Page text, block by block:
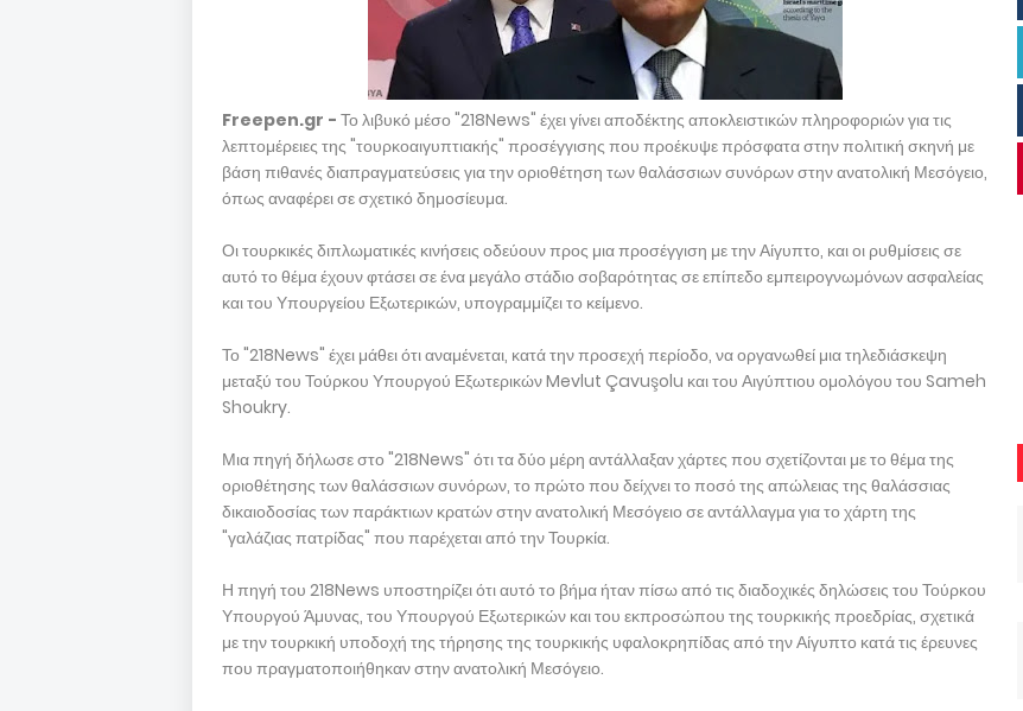
Freepen.gr - Το λιβυκό μέσο "218News" έχει γίνει αποδέκτης αποκλειστικών πληροφοριών για τις
λεπτομέρειες της "τουρκοαιγυπτιακής" προσέγγισης που προέκυψε πρόσφατα στην πολιτική σκηνή με
βάση πιθανές διαπραγματεύσεις για την οριοθέτηση των θαλάσσιων συνόρων στην ανατολική Μεσόγειο,
όπως αναφέρει σε σχετικό δημοσίευμα.
Οι τουρκικές διπλωματικές κινήσεις οδεύουν προς μια προσέγγιση με την Αίγυπτο, και οι ρυθμίσεις σε
αυτό το θέμα έχουν φτάσει σε ένα μεγάλο στάδιο σοβαρότητας σε επίπεδο εμπειρογνωμόνων ασφαλείας
και του Υπουργείου Εξωτερικών, υπογραμμίζει το κείμενο.
Το "218News" έχει μάθει ότι αναμένεται, κατά την προσεχή περίοδο, να οργανωθεί μια τηλεδιάσκεψη
μεταξύ του Τούρκου Υπουργού Εξωτερικών Mevlut Çavuşolu και του Αιγύπτιου ομολόγου του Sameh
Shoukry.
Μια πηγή δήλωσε στο "218News" ότι τα δύο μέρη αντάλλαξαν χάρτες που σχετίζονται με το θέμα της
οριοθέτησης των θαλάσσιων συνόρων, το πρώτο που δείχνει το ποσό της απώλειας της θαλάσσιας
δικαιοδοσίας των παράκτιων κρατών στην ανατολική Μεσόγειο σε αντάλλαγμα για το χάρτη της
"γαλάζιας πατρίδας" που παρέχεται από την Τουρκία.
Η πηγή του 218News υποστηρίζει ότι αυτό το βήμα ήταν πίσω από τις διαδοχικές δηλώσεις του Τούρκου
Υπουργού Άμυνας, του Υπουργού Εξωτερικών και του εκπροσώπου της τουρκικής προεδρίας, σχετικά
με την τουρκική υποδοχή της τήρησης της τουρκικής υφαλοκρηπίδας από την Αίγυπτο κατά τις έρευνες
που πραγματοποιήθηκαν στην ανατολική Μεσόγειο.